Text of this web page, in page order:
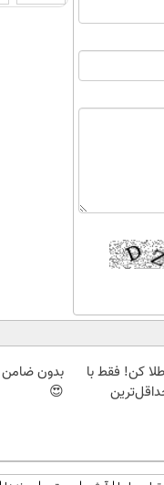
کن! فقط با
بدون ضامن
😍